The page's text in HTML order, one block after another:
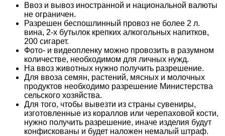
Ввоз и вывоз иностранной и национальной валюты
не ограничен.
Разрешен беспошлинный провоз не более 2 л.
вина, 2-х бутылок крепких алкогольных напитков,
200 сигарет.
Фото- и видеопленку можно провозить в разумном
количестве, необходимом для личных нужд.
На ввоз животных нужно получить разрешение.
Для ввоза семян, растений, мясных и молочных
продуктов необходимо разрешение Министерства
сельского хозяйства.
Для того, чтобы вывезти из страны сувениры,
изготовленные из кораллов или черепаховой кости,
нужно получить разрешение, иначе изделия будут
конфискованы и будет наложен немалый штраф.